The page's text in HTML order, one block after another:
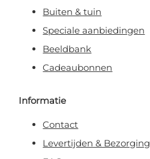
Buiten & tuin
Speciale aanbiedingen
Beeldbank
Cadeaubonnen
Informatie
Contact
Levertijden & Bezorging